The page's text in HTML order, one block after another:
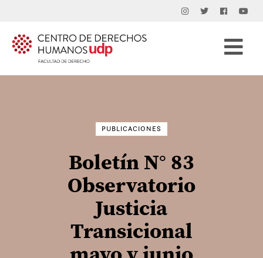
PUBLICACIONES
Boletín N° 83
Observatorio
Justicia
Transicional